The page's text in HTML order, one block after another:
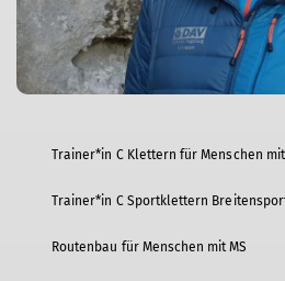
Trainer*in C Klettern für Menschen
Trainer*in C Sportklettern
Routenbau für Menschen mit MS